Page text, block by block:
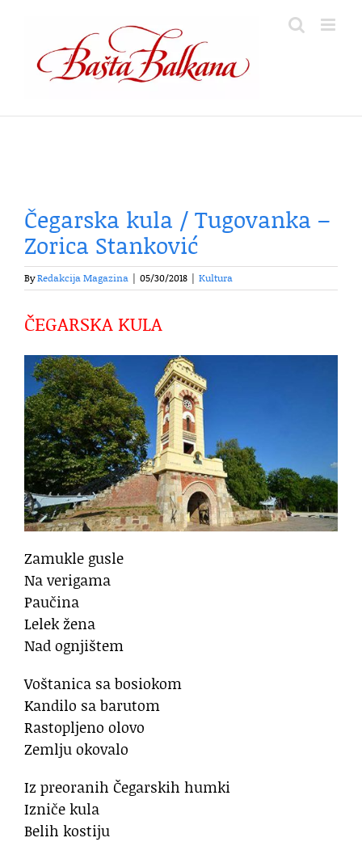
content
Čegarska kula / Tugovanka –
Zorica Stanković
ByRedakcija Magazina 05/30/2018 Kultura
ČEGARSKA KULA
Zamukle gusle
Na verigama
Paučina
Lelek žena
Nad ognjištem
Voštanica sa bosiokom
Kandilo sa barutom
Rastopljeno olovo
Zemlju okovalo
Iz preoranih Čegarskih humki
Izniče kula
Belih kostiju